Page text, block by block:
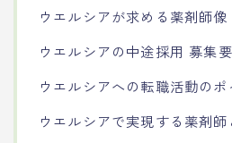
ウエルシアが求める薬剤師像
ウエルシアの中途採用 募集要
ウエルシアへの転職活動のポ
ウエルシアで実現する薬剤